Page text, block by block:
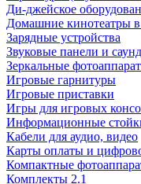
Ди-джейское
Домашние кинотеатры
Зарядные устройства
Звуковые панели и
Зеркальные
Игровые гарнитуры
Игровые приставки
Игры для игровых
Информационные
Кабели для аудио, видео
Карты оплаты и
Компактные
Комплекты 2.1